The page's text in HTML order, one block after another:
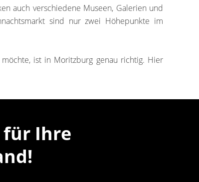
auch verschiedene Museen, Galerien und
sind nur zwei Höhepunkte im
ist in Moritzburg genau richtig. Hier
für Ihre